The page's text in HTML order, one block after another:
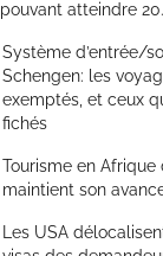
pouvant atteindre
Système d’entrée/
Schengen: les
exemptés, et ceux
fichés
Tourisme en
maintient son
Les USA